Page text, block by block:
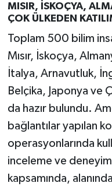
MISIR, İSKOÇYA,
ÇOK ÜLKEDEN
Toplam 500 bilim
Mısır, İskoçya,
İtalya, Arnavutluk,
Belçika, Japonya ve
da hazır bulundu.
bağlantılar yapılan
operasyonlarında
inceleme ve
kapsamında,